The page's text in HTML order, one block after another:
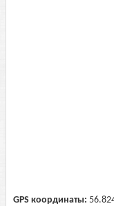
GPS координаты: